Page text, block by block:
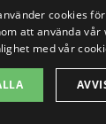
cookies
att använda
med vår